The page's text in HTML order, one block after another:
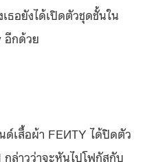
ธอยังได้เปิดตัวชุดชั้นใน
อีกด้วย
เสื้อผ้า FEИTY ได้ปิดตัว
กล่าวว่าจะหันไปโฟกัสกับ